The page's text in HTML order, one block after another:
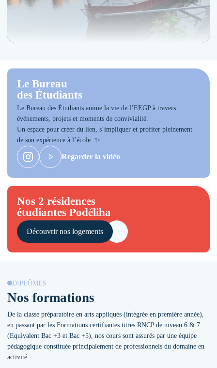
Le Bureau
des Étudiants
Le Bureau des Étudiants anime la vie de l’EEGP à travers
événements, projets et moments de convivialité.
Un espace pour créer du lien, s’impliquer et profiter pleinement
de son expérience à l’école. ✨
Regarder la vidéo
Nos 2 résidences
étudiantes Podéliha
Découvrir nos logements
DIPLÔMES
Nos formations
De la classe préparatoire en arts appliqués (intégrée en première année),
en passant par les Formations certifiantes titres RNCP de niveau 6 & 7
(Equivalent Bac +3 et Bac +5), nos cours sont assurés par une équipe
pédagogique constituée principalement de professionnels du domaine en
activité.